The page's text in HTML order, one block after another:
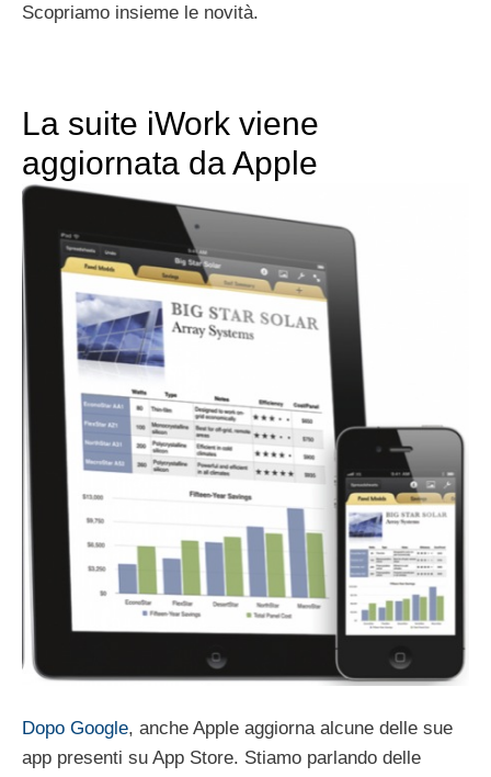
Scopriamo insieme le novità.
La suite iWork viene
aggiornata da Apple
Dopo Google, anche Apple aggiorna alcune delle sue
app presenti su App Store. Stiamo parlando delle